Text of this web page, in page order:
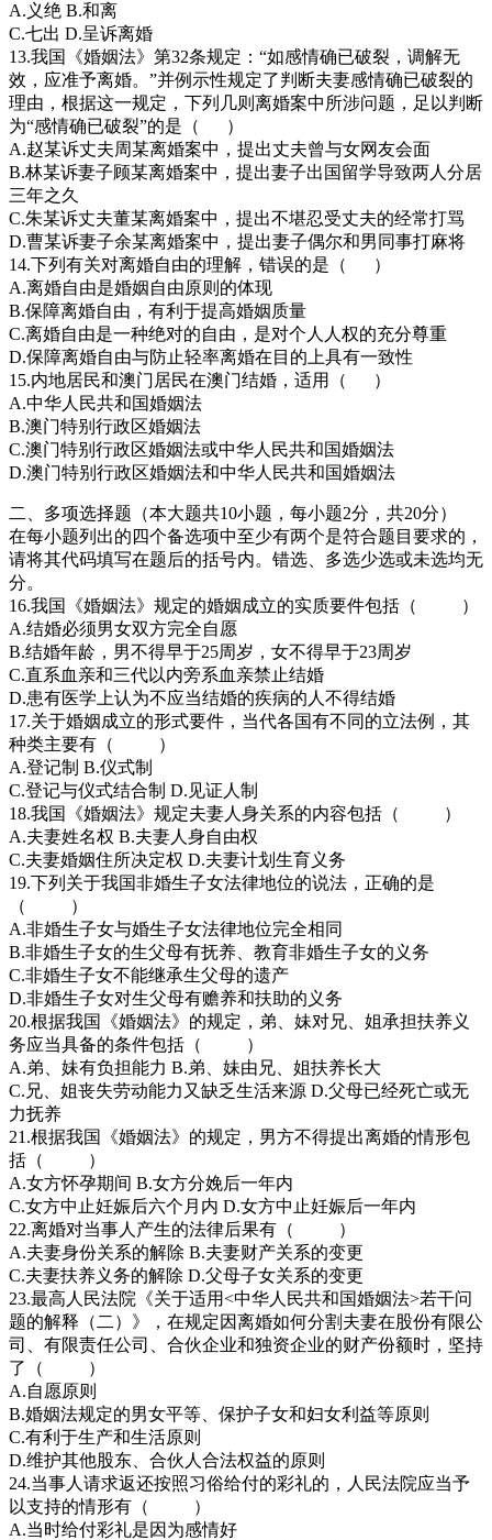
A.义绝 B.和离
C.七出 D.呈诉离婚
13.我国《婚姻法》第32条规定：“如感情确已破裂，调解无
效，应准予离婚。”并例示性规定了判断夫妻感情确已破裂的
理由，根据这一规定，下列几则离婚案中所涉问题，足以判断
为“感情确已破裂”的是（ ）
A.赵某诉丈夫周某离婚案中，提出丈夫曾与女网友会面
B.林某诉妻子顾某离婚案中，提出妻子出国留学导致两人分居
三年之久
C.朱某诉丈夫董某离婚案中，提出不堪忍受丈夫的经常打骂
D.曹某诉妻子余某离婚案中，提出妻子偶尔和男同事打麻将
14.下列有关对离婚自由的理解，错误的是（ ）
A.离婚自由是婚姻自由原则的体现
B.保障离婚自由，有利于提高婚姻质量
C.离婚自由是一种绝对的自由，是对个人人权的充分尊重
D.保障离婚自由与防止轻率离婚在目的上具有一致性
15.内地居民和澳门居民在澳门结婚，适用（ ）
A.中华人民共和国婚姻法
B.澳门特别行政区婚姻法
C.澳门特别行政区婚姻法或中华人民共和国婚姻法
D.澳门特别行政区婚姻法和中华人民共和国婚姻法
二、多项选择题（本大题共10小题，每小题2分，共20分）
在每小题列出的四个备选项中至少有两个是符合题目要求的，
请将其代码填写在题后的括号内。错选、多选少选或未选均无
分。
16.我国《婚姻法》规定的婚姻成立的实质要件包括（ ）
A.结婚必须男女双方完全自愿
B.结婚年龄，男不得早于25周岁，女不得早于23周岁
C.直系血亲和三代以内旁系血亲禁止结婚
D.患有医学上认为不应当结婚的疾病的人不得结婚
17.关于婚姻成立的形式要件，当代各国有不同的立法例，其
种类主要有（ ）
A.登记制 B.仪式制
C.登记与仪式结合制 D.见证人制
18.我国《婚姻法》规定夫妻人身关系的内容包括（ ）
A.夫妻姓名权 B.夫妻人身自由权
C.夫妻婚姻住所决定权 D.夫妻计划生育义务
19.下列关于我国非婚生子女法律地位的说法，正确的是
（ ）
A.非婚生子女与婚生子女法律地位完全相同
B.非婚生子女的生父母有抚养、教育非婚生子女的义务
C.非婚生子女不能继承生父母的遗产
D.非婚生子女对生父母有赡养和扶助的义务
20.根据我国《婚姻法》的规定，弟、妹对兄、姐承担扶养义
务应当具备的条件包括（ ）
A.弟、妹有负担能力 B.弟、妹由兄、姐扶养长大
C.兄、姐丧失劳动能力又缺乏生活来源 D.父母已经死亡或无
力抚养
21.根据我国《婚姻法》的规定，男方不得提出离婚的情形包
括（ ）
A.女方怀孕期间 B.女方分娩后一年内
C.女方中止妊娠后六个月内 D.女方中止妊娠后一年内
22.离婚对当事人产生的法律后果有（ ）
A.夫妻身份关系的解除 B.夫妻财产关系的变更
C.夫妻扶养义务的解除 D.父母子女关系的变更
23.最高人民法院《关于适用<中华人民共和国婚姻法>若干问
题的解释（二）》，在规定因离婚如何分割夫妻在股份有限公
司、有限责任公司、合伙企业和独资企业的财产份额时，坚持
了（ ）
A.自愿原则
B.婚姻法规定的男女平等、保护子女和妇女利益等原则
C.有利于生产和生活原则
D.维护其他股东、合伙人合法权益的原则
24.当事人请求返还按照习俗给付的彩礼的，人民法院应当予
以支持的情形有（ ）
A.当时给付彩礼是因为感情好